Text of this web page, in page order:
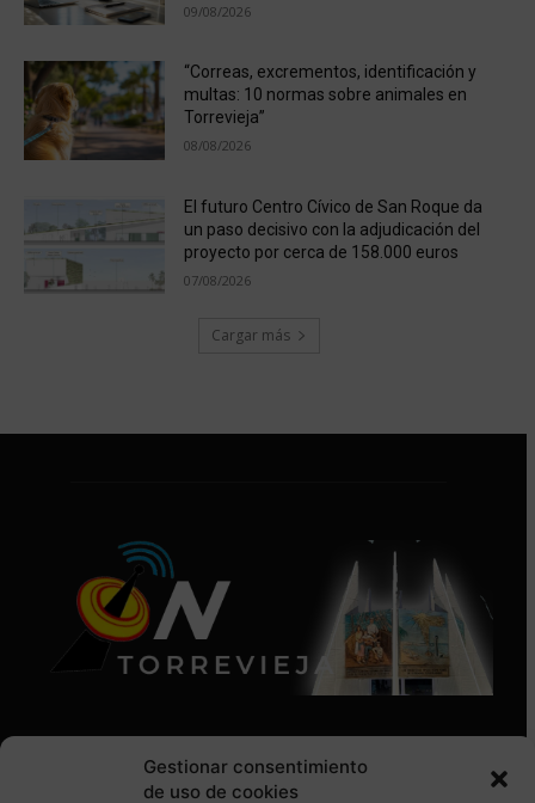
Gestionar consentimiento
de uso de cookies
09/08/2026
“Correas, excrementos, identificación y
multas: 10 normas sobre animales en
Torrevieja”
08/08/2026
El futuro Centro Cívico de San Roque da
un paso decisivo con la adjudicación del
proyecto por cerca de 158.000 euros
07/08/2026
Cargar más